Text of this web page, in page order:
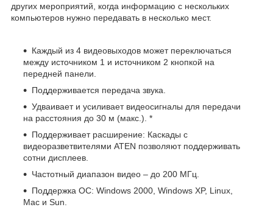
других мероприятий, когда информацию с нескольких
компьютеров нужно передавать в несколько мест.
Каждый из 4 видеовыходов может переключаться
между источником 1 и источником 2 кнопкой на
передней панели.
Поддерживается передача звука.
Удваивает и усиливает видеосигналы для передачи
на расстояния до 30 м (макс.). *
Поддерживает расширение: Каскады с
видеоразветвителями ATEN позволяют поддерживать
сотни дисплеев.
Частотный диапазон видео – до 200 МГц.
Поддержка ОС: Windows 2000, Windows XP, Linux,
Mac и Sun.